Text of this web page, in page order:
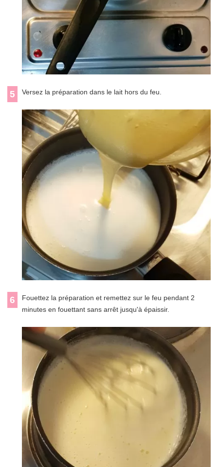
5 Versez la préparation dans le lait hors du feu.
6
Fouettez la préparation et remettez sur le feu pendant 2
minutes en fouettant sans arrêt jusqu'à épaissir.